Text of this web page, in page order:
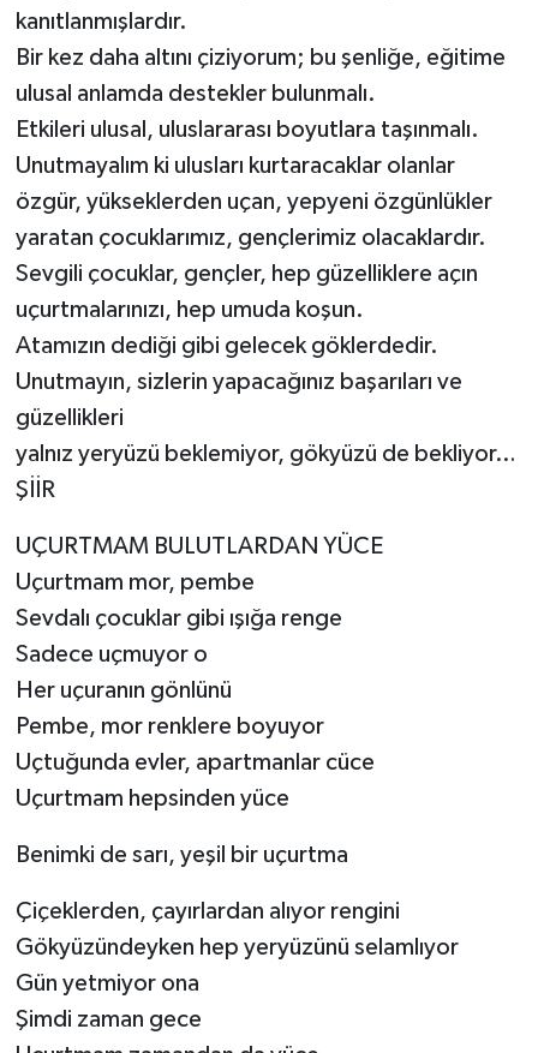
kanıtlanmışlardır.
Bir kez daha altını çiziyorum; bu şenliğe, eğitime
ulusal anlamda destekler bulunmalı.
Etkileri ulusal, uluslararası boyutlara taşınmalı.
Unutmayalım ki ulusları kurtaracaklar olanlar
özgür, yükseklerden uçan, yepyeni özgünlükler
yaratan çocuklarımız, gençlerimiz olacaklardır.
Sevgili çocuklar, gençler, hep güzelliklere açın
uçurtmalarınızı, hep umuda koşun.
Atamızın dediği gibi gelecek göklerdedir.
Unutmayın, sizlerin yapacağınız başarıları ve
güzellikleri
yalnız yeryüzü beklemiyor, gökyüzü de bekliyor…
ŞİİR
UÇURTMAM BULUTLARDAN YÜCE
Uçurtmam mor, pembe
Sevdalı çocuklar gibi ışığa renge
Sadece uçmuyor o
Her uçuranın gönlünü
Pembe, mor renklere boyuyor
Uçtuğunda evler, apartmanlar cüce
Uçurtmam hepsinden yüce
Benimki de sarı, yeşil bir uçurtma
Çiçeklerden, çayırlardan alıyor rengini
Gökyüzündeyken hep yeryüzünü selamlıyor
Gün yetmiyor ona
Şimdi zaman gece